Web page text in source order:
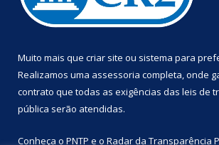
Muito mais que criar site ou sistema para
Realizamos uma assessoria completa, onde
contrato que todas as exigências das leis de
pública serão atendidas.
Conheça o PNTP e o Radar da Transparência